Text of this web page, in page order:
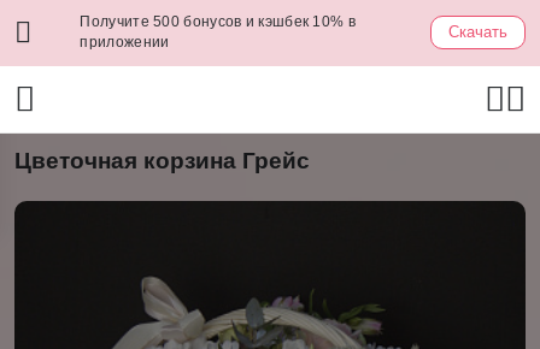
Получите 500 бонусов и кэшбек 10% в
приложении
Скачать
Цветочная корзина Грейс